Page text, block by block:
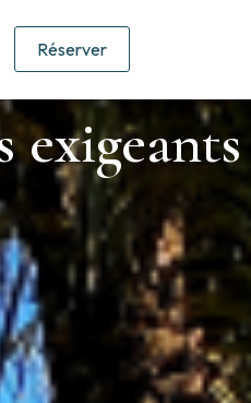
Réserver
exigeants